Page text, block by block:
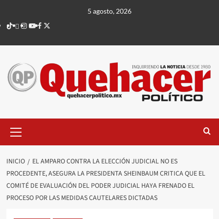
contenido
5 agosto, 2026
TikTok
threads
Instagram
Youtube
Facebook
X
principal
INICIO
EL AMPARO CONTRA LA ELECCIÓN JUDICIAL NO ES
PROCEDENTE, ASEGURA LA PRESIDENTA SHEINBAUM CRITICA QUE EL
COMITÉ DE EVALUACIÓN DEL PODER JUDICIAL HAYA FRENADO EL
PROCESO POR LAS MEDIDAS CAUTELARES DICTADAS